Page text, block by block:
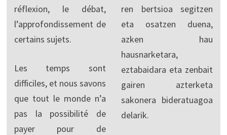
réflexion, le débat,
l’approfondissement de
certains sujets.
Les temps sont
difficiles, et nous savons
que tout le monde n’a
pas la possibilité de
payer pour de
ren bertsioa segitzen
eta osatzen duena,
azken hau
hausnarketara,
eztabaidara eta zenbait
gairen azterketa
sakonera bideratuagoa
delarik.